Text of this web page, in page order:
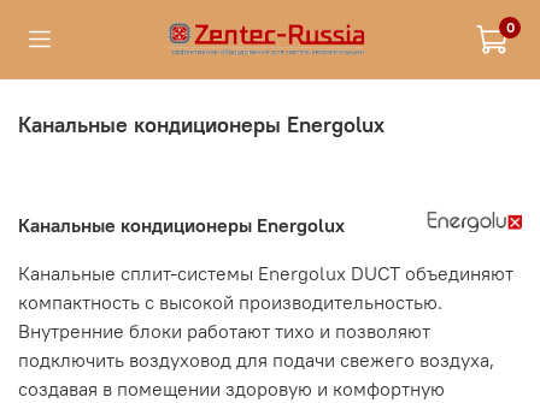
0
Канальные кондиционеры Energolux
Канальные кондиционеры Energolux
Канальные сплит-системы Energolux DUCT объединяют
компактность с высокой производительностью.
Внутренние блоки работают тихо и позволяют
подключить воздуховод для подачи свежего воздуха,
создавая в помещении здоровую и комфортную